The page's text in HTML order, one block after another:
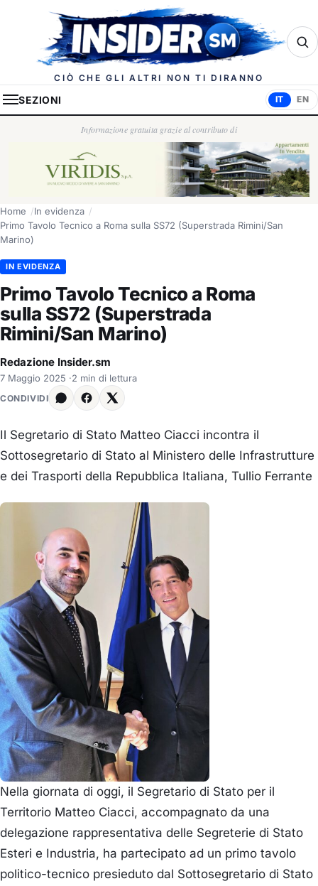
Insider.sm
CIÒ CHE GLI ALTRI NON TI DIRANNO
SEZIONI IT EN
Informazione gratuita grazie al contributo di
Home
In evidenza
Primo Tavolo Tecnico a Roma sulla SS72 (Superstrada Rimini/San
Marino)
IN EVIDENZA
Primo Tavolo Tecnico a Roma
sulla SS72 (Superstrada
Rimini/San Marino)
Redazione Insider.sm
7 Maggio 2025 ·2 min di lettura
CONDIVIDI
Il Segretario di Stato Matteo Ciacci incontra il
Sottosegretario di Stato al Ministero delle Infrastrutture
e dei Trasporti della Repubblica Italiana, Tullio Ferrante
Nella giornata di oggi, il Segretario di Stato per il
Territorio Matteo Ciacci, accompagnato da una
delegazione rappresentativa delle Segreterie di Stato
Esteri e Industria, ha partecipato ad un primo tavolo
politico-tecnico presieduto dal Sottosegretario di Stato